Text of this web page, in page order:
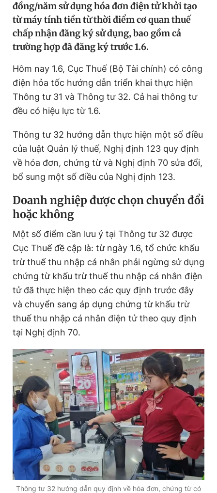
Video Magazine
Sản phẩm khác
Tiện ích Bạn cần biết
Thông tin tòa soạn Liên hệ quảng cáo
Đọc Thanh Niên trên điện thoại
Theo dõi báo trên
Hotline Liên hệ quảng cáo
0908 780 404
Đặt báo Quảng cáo RSS Tòa soạn Chính sách bảo
Tổng biên tập: Nguyễn Ngọc Toàn
Phó tổng biên tập thường trực: Hải Thành
Phó tổng biên tập: Lâm Hiếu Dũng
Phó tổng biên tập: Trần Việt Hưng
Tổng thư ký tòa soạn: Đức Trung
Giấy phép xuất bản số 110/GP - BTTTT cấp ngày 24.3.2020
© 2003-2026 Bản quyền thuộc về Báo Thanh Niên. Cấm sao
chép dưới mọi hình thức nếu không có sự chấp thuận bằng văn
bản. Phát triển bởi ePi Technologies, JSC.
đồng/năm sử dụng hóa đơn điện tử khởi tạo
từ máy tính tiền từ thời điểm cơ quan thuế
chấp nhận đăng ký sử dụng, bao gồm cả
trường hợp đã đăng ký trước 1.6.
Hôm nay 1.6, Cục Thuế (Bộ Tài chính) có công
điện hỏa tốc hướng dẫn triển khai thực hiện
Thông tư 31 và Thông tư 32. Cả hai thông tư
đều có hiệu lực từ 1.6.
Thông tư 32 hướng dẫn thực hiện một số điều
của luật Quản lý thuế, Nghị định 123 quy định
về hóa đơn, chứng từ và Nghị định 70 sửa đổi,
bổ sung một số điều của Nghị định 123.
Doanh nghiệp được chọn chuyển đổi
hoặc không
Một số điểm cần lưu ý tại Thông tư 32 được
Cục Thuế đề cập là: từ ngày 1.6, tổ chức khấu
trừ thuế thu nhập cá nhân phải ngừng sử dụng
chứng từ khấu trừ thuế thu nhập cá nhân điện
tử đã thực hiện theo các quy định trước đây
và chuyển sang áp dụng chứng từ khấu trừ
thuế thu nhập cá nhân điện tử theo quy định
tại Nghị định 70.
Thông tư 32 hướng dẫn quy định về hóa đơn, chứng từ có